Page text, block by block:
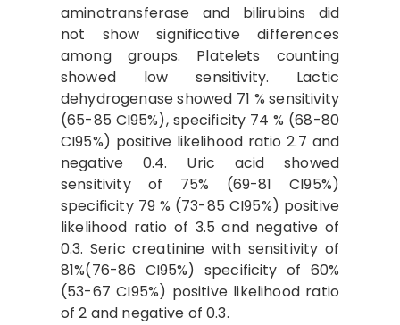
aminotransferase and bilirubins did
not show significative differences
among groups. Platelets counting
showed low sensitivity. Lactic
dehydrogenase showed 71 % sensitivity
(65-85 CI95%), specificity 74 % (68-80
CI95%) positive likelihood ratio 2.7 and
negative 0.4. Uric acid showed
sensitivity of 75% (69-81 CI95%)
specificity 79 % (73-85 CI95%) positive
likelihood ratio of 3.5 and negative of
0.3. Seric creatinine with sensitivity of
81%(76-86 CI95%) specificity of 60%
(53-67 CI95%) positive likelihood ratio
of 2 and negative of 0.3.